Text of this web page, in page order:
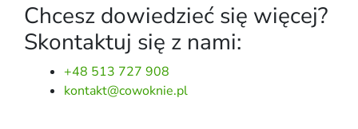
Chcesz dowiedzieć się więcej?
Skontaktuj się z nami:
+48 513 727 908
kontakt@cowoknie.pl